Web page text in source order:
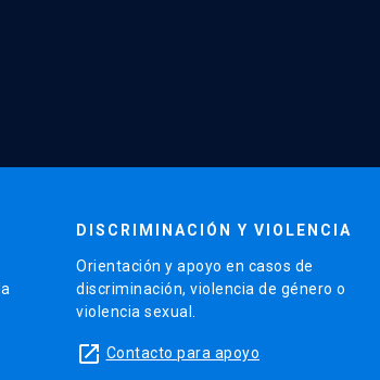
DISCRIMINACIÓN Y VIOLENCIA
Orientación y apoyo en casos de
discriminación, violencia de género o
violencia sexual.
launch Contacto para apoyo